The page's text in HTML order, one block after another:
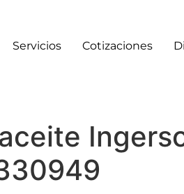
Servicios Cotizaciones